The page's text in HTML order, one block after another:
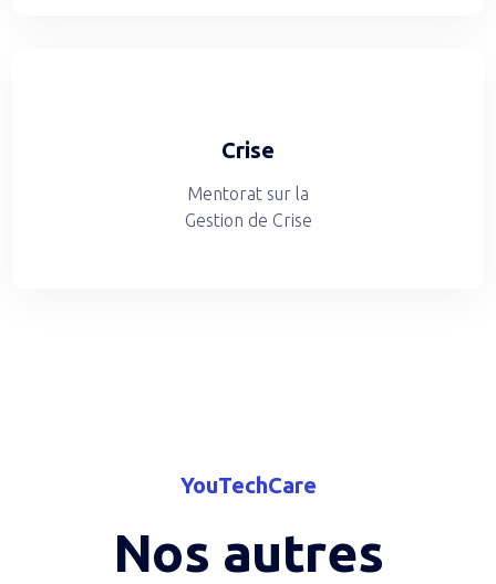
Crise
Mentorat sur la
Gestion de Crise
YouTechCare
Nos autres